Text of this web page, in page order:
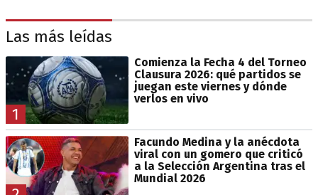
Las más leídas
1
Comienza la Fecha 4 del Torneo
Clausura 2026: qué partidos se
juegan este viernes y dónde
verlos en vivo
Facundo Medina y la anécdota
viral con un gomero que criticó
a la Selección Argentina tras el
Mundial 2026